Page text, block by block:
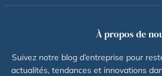
À propos de
Suivez notre blog d’entreprise pour
actualités, tendances et innovations